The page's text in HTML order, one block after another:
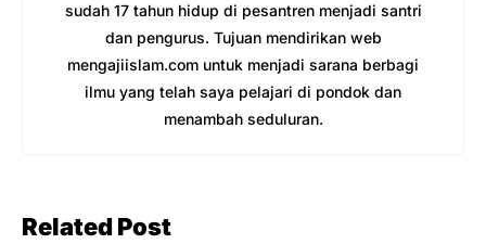
sudah 17 tahun hidup di pesantren menjadi santri
dan pengurus. Tujuan mendirikan web
mengajiislam.com untuk menjadi sarana berbagi
ilmu yang telah saya pelajari di pondok dan
menambah seduluran.
Related Post